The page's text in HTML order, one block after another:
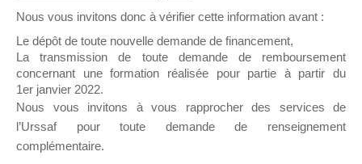
sur lequel il est possible de laisser un message
ou poser une question.
NB : Il est nécessaire d’êtreinscrit(e)pour
pouvoir rejoindre ce groupe
Nous vous invitons donc à vérifier cette information avant :
Le dépôt de toute nouvelle demande de financement,
La transmission de toute demande de remboursement
concernant une formation réalisée pour partie à partir du
1er janvier 2022.
Nous vous invitons à vous rapprocher des services de
l’Urssaf pour toute demande de renseignement
complémentaire.